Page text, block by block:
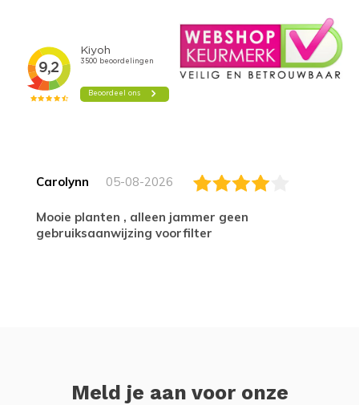
Carolynn 05-08-2026
Mooie planten , alleen jammer geen
gebruiksaanwijzing voorfilter
Meld je aan voor onze